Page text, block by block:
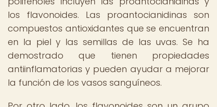
los flavonoides. Las proantocianidinas son
compuestos antioxidantes que se encuentran
en la piel y las semillas de las uvas. Se ha
demostrado que tienen propiedades
antiinflamatorias y pueden ayudar a mejorar
la función de los vasos sanguíneos.